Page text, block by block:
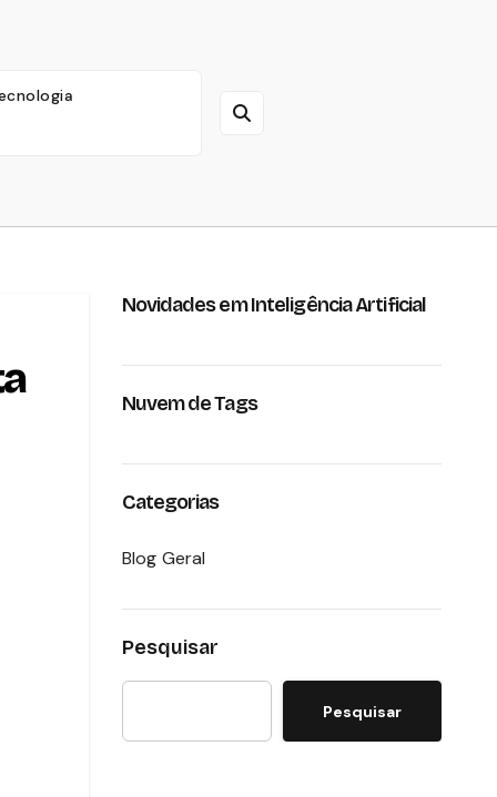
Novidades em Inteligência Artificial
Nuvem de Tags
Categorias
Blog Geral
Pesquisar
Pesquisar